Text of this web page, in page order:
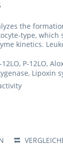
the
type,
kinetics.
P-12LO,
Lipoxin